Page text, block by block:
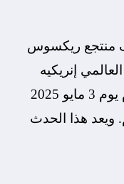
منتجع ريكسوس
إنريكيه
إغليسياس المنتظر، والذي سيُقام يوم 3 مايو 2025
هذا الحدث